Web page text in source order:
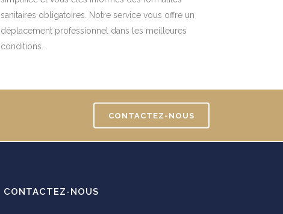
sanitaires obligatoires. Notre service vous offre un
déplacement professionnel dans les meilleures
conditions.
CONTACTEZ-NOUS
CONTACTEZ-NOUS